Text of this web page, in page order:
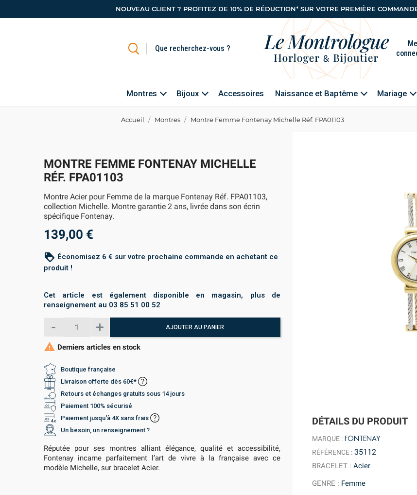
NOUVEAU CLIENT ? PROFITEZ DE 10% DE RÉDUCTION* SUR VOTRE PREMIÈRE
Me
Montres Bijoux Accessoires Naissance et Baptême Mariage
Accueil Montres Montre Femme Fontenay Michelle Réf. FPA01103
DÉTAILS DU PRODUIT
MARQUE : FONTENAY
RÉFÉRENCE : 35112
BRACELET: Acier
GENRE : Femme
MONTRE FEMME FONTENAY MICHELLE
RÉF. FPA01103
Montre Acier pour Femme de la marque Fontenay Réf. FPA01103,
collection Michelle. Montre garantie 2 ans, livrée dans son écrin
spécifique Fontenay.
139,00 €
loyalty Économisez 6 € sur votre prochaine commande en achetant ce
produit !
Cet article est également disponible en magasin, plus de
renseignement au 03 85 51 00 52
AJOUTER AU PANIER
 Derniers articles en stock
Boutique française
Livraison offerte dès 60€*
Retours et échanges gratuits sous 14 jours
Paiement 100% sécurisé
Paiement jusqu'à 4X sans frais
Un besoin, un renseignement ?
Réputée pour ses montres alliant élégance, qualité et accessibilité,
Fontenay incarne parfaitement l’art de vivre à la française avec ce
modèle Michelle, sur bracelet Acier.